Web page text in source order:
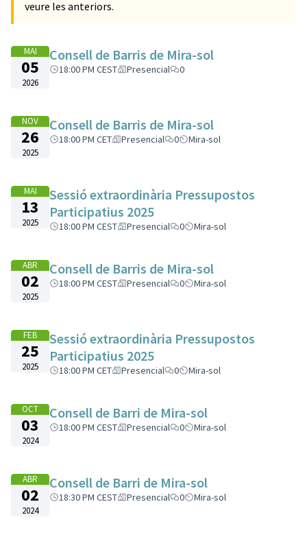
veure les anteriors.
MAI
05
2026
Consell de Barris de Mira-sol
18:00 PM CEST Presencial 0
NOV
26
2025
Consell de Barris de Mira-sol
18:00 PM CET Presencial 0 Mira-sol
MAI
13
2025
Sessió extraordinària Pressupostos
Participatius 2025
18:00 PM CEST Presencial 0 Mira-sol
ABR
02
2025
Consell de Barris de Mira-sol
18:00 PM CEST Presencial 0 Mira-sol
FEB
25
2025
Sessió extraordinària Pressupostos
Participatius 2025
18:00 PM CET Presencial 0 Mira-sol
OCT
03
2024
Consell de Barri de Mira-sol
18:00 PM CEST Presencial 0 Mira-sol
ABR
02
2024
Consell de Barri de Mira-sol
18:30 PM CEST Presencial 0 Mira-sol